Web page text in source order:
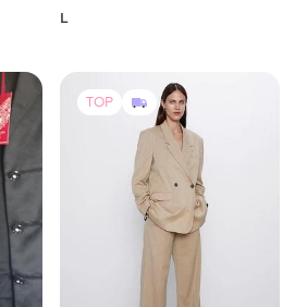
0 2100 грн